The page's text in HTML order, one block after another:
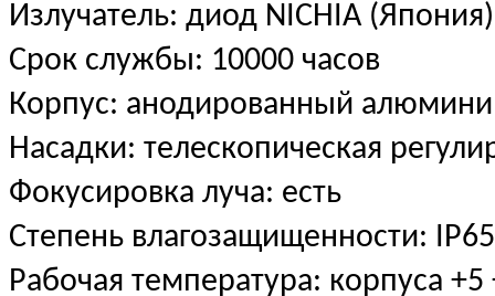
Излучатель: диод NICHIA
Срок службы: 10000 часов
Корпус: анодированный
Насадки: телескопическая
Фокусировка луча: есть
Степень влагозащищенности:
Рабочая температура: корпуса